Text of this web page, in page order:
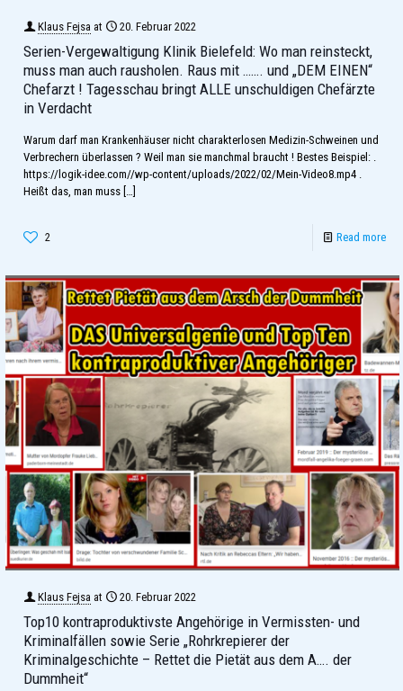
Klaus Fejsa at 20. Februar 2022
Serien-Vergewaltigung Klinik Bielefeld: Wo man reinsteckt,
muss man auch rausholen. Raus mit ……. und „DEM EINEN“
Chefarzt ! Tagesschau bringt ALLE unschuldigen Chefärzte
in Verdacht
Warum darf man Krankenhäuser nicht charakterlosen Medizin-Schweinen und
Verbrechern überlassen ? Weil man sie manchmal braucht ! Bestes Beispiel: .
https://logik-idee.com//wp-content/uploads/2022/02/Mein-Video8.mp4 .
Heißt das, man muss […]
2 Read more
Klaus Fejsa at 20. Februar 2022
Top10 kontraproduktivste Angehörige in Vermissten- und
Kriminalfällen sowie Serie „Rohrkrepierer der
Kriminalgeschichte – Rettet die Pietät aus dem A…. der
Dummheit“